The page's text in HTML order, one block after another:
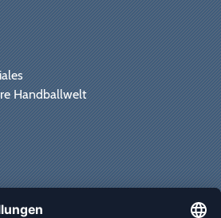
Handballwelt